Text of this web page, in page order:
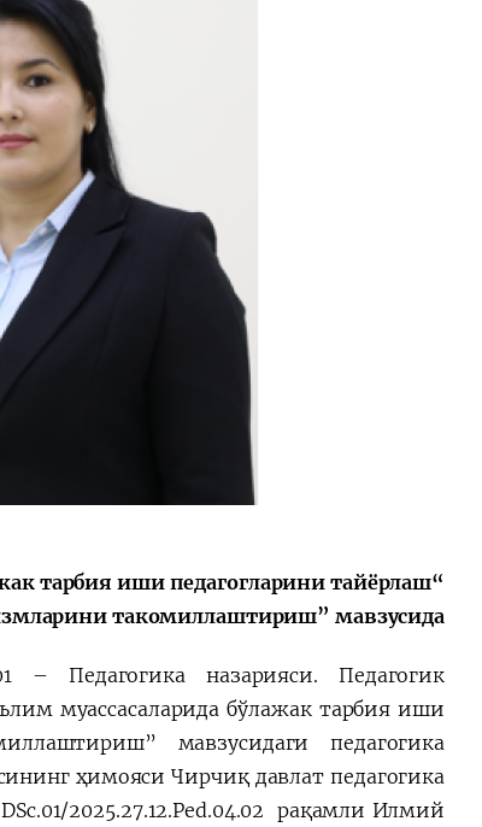
الإصلاحات الدستورية
тарбия иши педагогларини тайёрлаш
такомиллаштириш” мавзусида
– Педагогика назарияси. Педагогик
муассасаларида бўлажак тарбия иши
мавзусидаги педагогика
ҳимояси Чирчиқ давлат педагогика
2025.27.12.Ped.04.02 рақамли Илмий